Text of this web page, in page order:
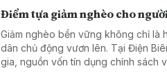
Điểm tựa giảm nghèo cho
Giảm nghèo bền vững không chỉ là
dân chủ động vươn lên. Tại Điện
gia, nguồn vốn tín dụng chính sách